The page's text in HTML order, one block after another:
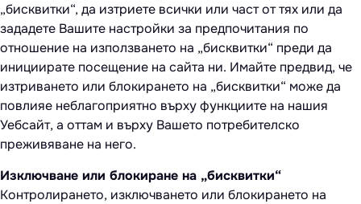
„бисквитки“, да изтриете всички или част от тях или да
зададете Вашите настройки за предпочитания по
отношение на използването на „бисквитки“ преди да
инициирате посещение на сайта ни. Имайте предвид, че
изтриването или блокирането на „бисквитки“ може да
повлияе неблагоприятно върху функциите на нашия
Уебсайт, а оттам и върху Вашето потребителско
преживяване на него.
Изключване или блокиране на „бисквитки“
Контролирането, изключването или блокирането на